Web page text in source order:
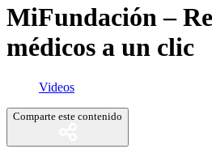
MiFundación –
médicos a un clic
Videos
Comparte este contenido